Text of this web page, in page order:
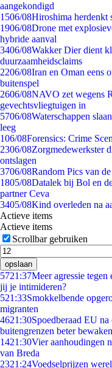
aangekondigd
1506/08Hiroshima herdenkt
1906/08Drone met
hybride aanval
3406/08Wakker Dier dient
duurzaamheidsclaims
2206/08Iran en Oman eens
buitenspel
2606/08NAVO zet wegens
gevechtsvliegtuigen in
5706/08Waterschappen
leeg
106/08Forensics: Crime
2306/08Zorgmedewerkster
ontslagen
3706/08Random Pics van
1805/08Datalek bij Bol en
partner Ceva
3405/08Kind overleden na
Actieve items
Actieve items
Scrollbar gebruiken
opslaan
5721:37Meer agressie
jij je intimideren?
521:33Smokkelbende
migranten
4621:30Spoedberaad EU
buitengrenzen beter
1421:30Vier aanhoudingen
van Breda
2321:24Voedselprijzen